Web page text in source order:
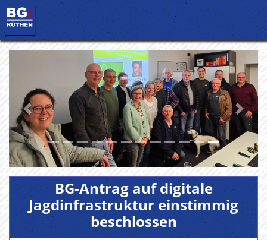
Vorherige
BG-Antrag auf digitale
Jagdinfrastruktur einstimmig
beschlossen